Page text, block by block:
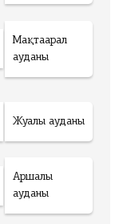
Мақтаарал
ауданы
Жуалы ауданы
Аршалы
ауданы